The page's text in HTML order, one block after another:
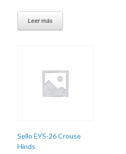
Leer más
Sello EYS-26 Crouse
Hinds